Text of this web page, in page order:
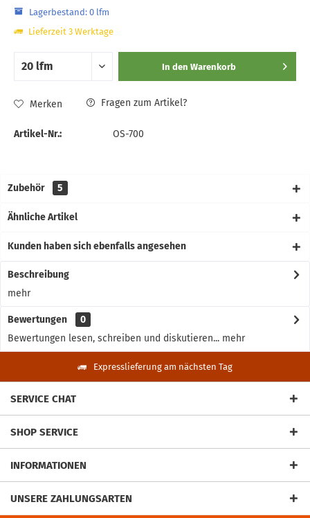
Lagerbestand: 0 lfm
Lieferzeit 3 Werktage
In den Warenkorb
Merken Fragen zum Artikel?
Artikel-Nr.: OS-700
Zubehör 5
Ähnliche Artikel
Kunden haben sich ebenfalls angesehen
Beschreibung
mehr
Bewertungen
0
Bewertungen lesen, schreiben und diskutieren... mehr
Expresslieferung am nächsten Tag
SERVICE CHAT
SHOP SERVICE
INFORMATIONEN
UNSERE ZAHLUNGSARTEN